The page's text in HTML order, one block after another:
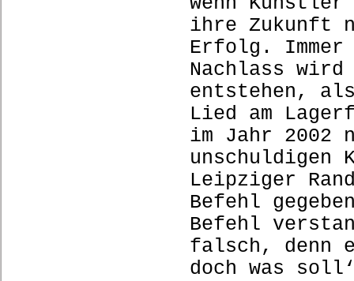
ihre Zukunft
Erfolg. Immer
Nachlass wird
entstehen,
Lied am
im Jahr 2002
unschuldigen
Leipziger
Befehl
Befehl
falsch, denn
doch was